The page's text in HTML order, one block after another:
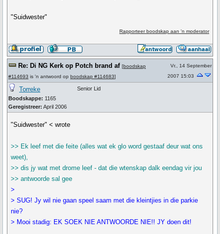
"Suidwester"
Rapporteer boodskap aan 'n moderator
Re: Di NG Kerk op Potch brand af [boodskap
#114693 is 'n antwoord op boodskap #114683]
Vr., 14 September
2007 15:03
Torreke
Boodskappe: 1165
Geregistreer: April 2006
Senior Lid
"Suidwester" < wrote
>> Ek leef met die feite (alles wat ek glo word gestaaf deur wat ons
weet),
>> dis jy wat met drome leef - dat die wtenskap dalk eendag vir jou
>> antwoorde sal gee
>
> SUG! Jy wil nie gaan speel saam met die kleintjies in die parkie
nie?
> Mooi stadig: EK SOEK NIE ANTWOORDE NIE!! JY doen dit!